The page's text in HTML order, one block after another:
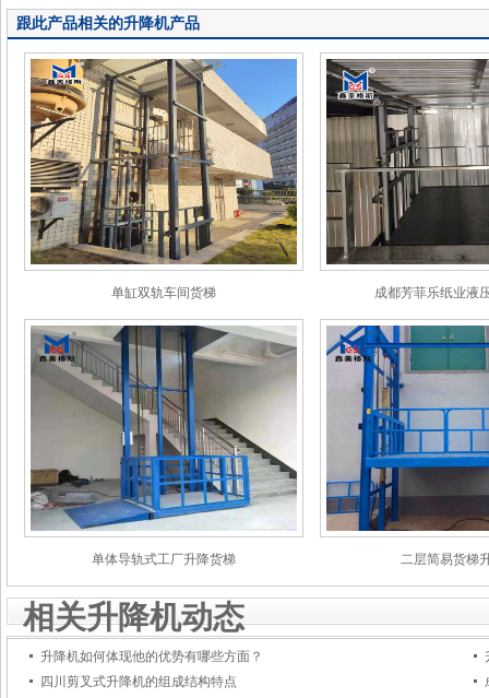
跟此产品相关的升降机产品
单缸双轨车间货梯 成都芳菲乐纸业液
单体导轨式工厂升降货梯 二层简易货梯
相关升降机动态
升降机如何体现他的优势有哪些方面？
四川剪叉式升降机的组成结构特点